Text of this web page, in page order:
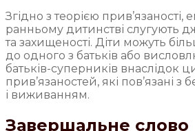
Згідно з теорією прив’язаності,
ранньому дитинстві слугують
та захищеності. Діти можуть
до одного з батьків або
батьків-суперників внаслідок
прив’язаностей, які пов’язані з
і виживанням.
Завершальне слово